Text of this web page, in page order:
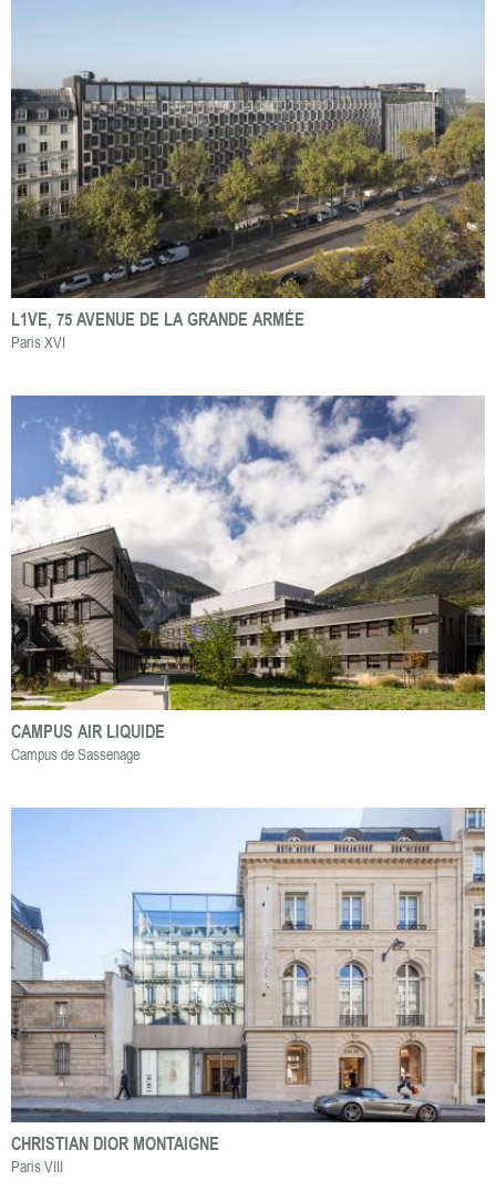
L1VE, 75 AVENUE DE LA GRANDE ARMÉE
Paris XVI
CAMPUS AIR LIQUIDE
Campus de Sassenage
CHRISTIAN DIOR MONTAIGNE
Paris VIII